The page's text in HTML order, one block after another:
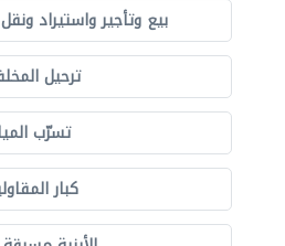
بيع وتأجير واستيراد
ترحيل
تسرّب
كبار